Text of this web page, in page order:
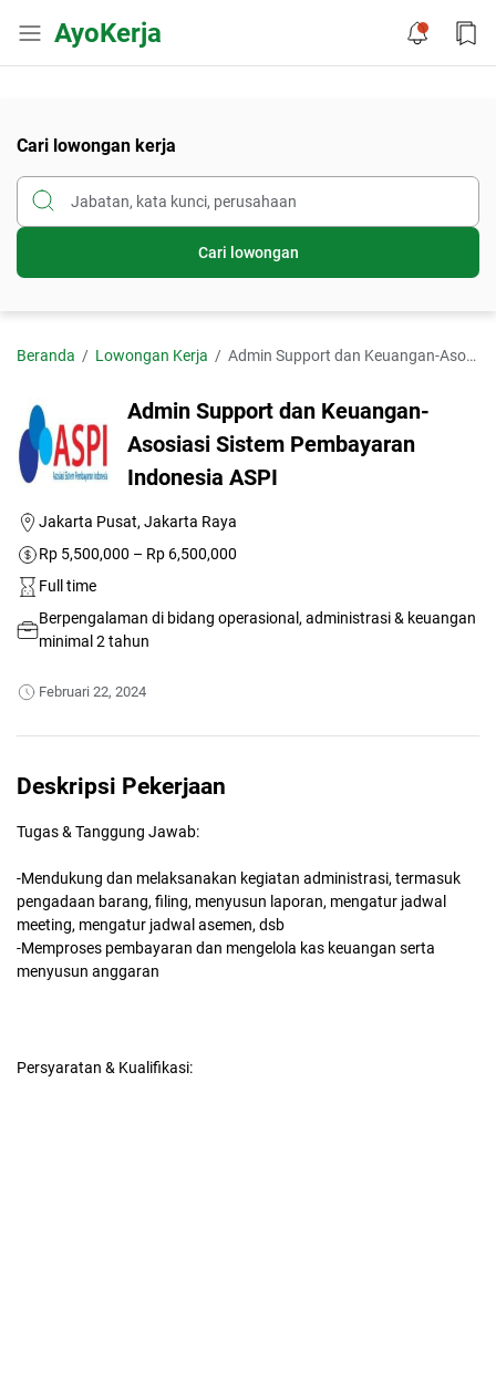
AyoKerja
Cari lowongan kerja
Cari lowongan
Beranda Lowongan Kerja Admin Support dan Keuangan-Asosiasi Sistem Pembayaran Indonesia ASPI
Admin Support dan Keuangan-
Asosiasi Sistem Pembayaran
Indonesia ASPI
Jakarta Pusat, Jakarta Raya
Rp 5,500,000 – Rp 6,500,000
Full time
Berpengalaman di bidang operasional, administrasi & keuangan
minimal 2 tahun
Februari 22, 2024
Deskripsi Pekerjaan
Tugas & Tanggung Jawab:
-Mendukung dan melaksanakan kegiatan administrasi, termasuk
pengadaan barang, filing, menyusun laporan, mengatur jadwal
meeting, mengatur jadwal asemen, dsb
-Memproses pembayaran dan mengelola kas keuangan serta
menyusun anggaran
Persyaratan & Kualifikasi: